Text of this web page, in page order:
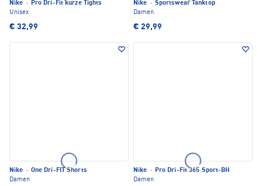
Nike · Pro Dri-Fit kurze Tights
Unisex
€ 32,99
Nike · Sportswear Tanktop
Damen
€ 29,99
Nike · One Dri-FIT Shorts
Damen
Nike · Pro Dri-Fit 365 Sport-BH
Damen